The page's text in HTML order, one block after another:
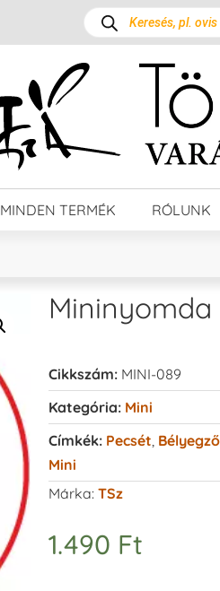
MINDEN TERMÉK RÓLUNK
Mininyomda
Cikkszám: MINI-089
Kategória: Mini
Címkék: Pecsét Bélyegző,
Mini
Márka: TSz
1.490 Ft